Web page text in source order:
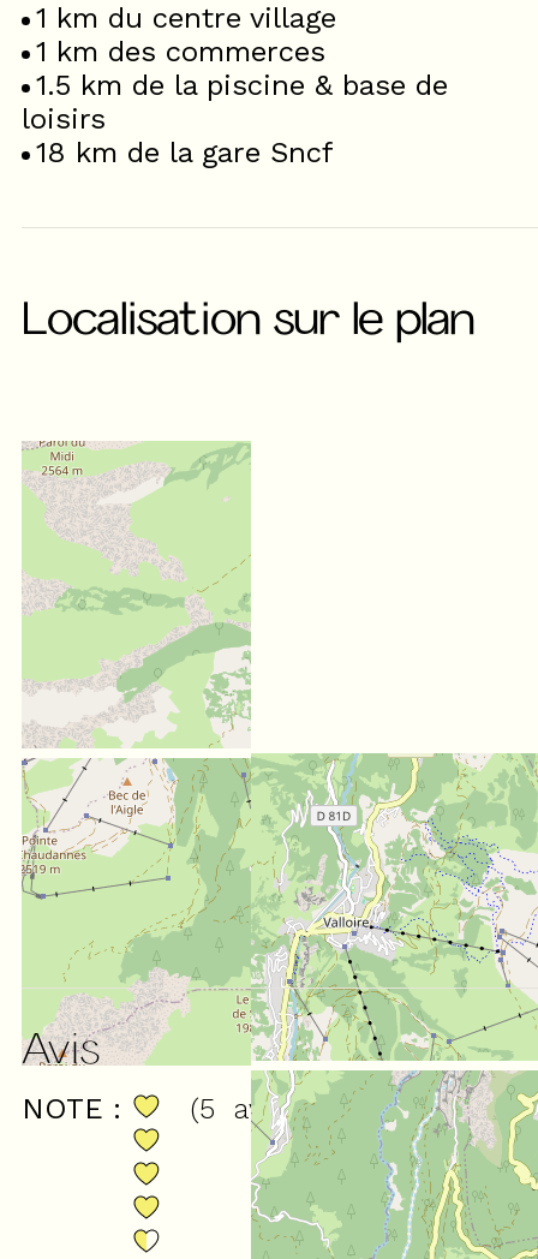
1 km du centre village
1 km des commerces
1.5 km de la piscine & base de
loisirs
18 km de la gare Sncf
Localisation sur le plan
Avis
NOTE : (5 avis)